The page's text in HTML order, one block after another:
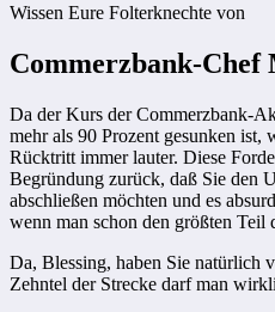
Wissen Eure Folterknechte von
Commerzbank-Chef
Da der Kurs der Commerzbank-
mehr als 90 Prozent gesunken ist,
Rücktritt immer lauter. Diese
Begründung zurück, daß Sie den
abschließen möchten und es
wenn man schon den größten Teil
Da, Blessing, haben Sie natürlich
Zehntel der Strecke darf man